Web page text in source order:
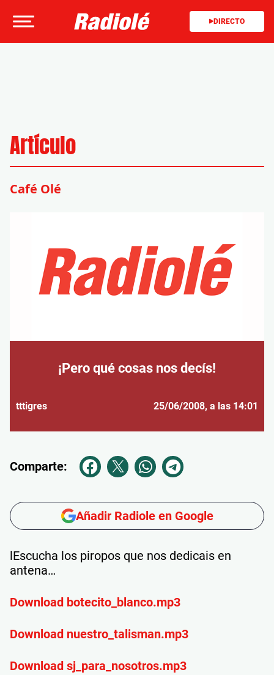
DIRECTO
Artículo
Café Olé
¡Pero qué cosas nos decís!
tttigres 25/06/2008, a las 14:01
Comparte:
Añadir Radiole en Google
lEscucha los piropos que nos dedicais en
antena…
Download botecito_blanco.mp3
Download nuestro_talisman.mp3
Download sj_para_nosotros.mp3